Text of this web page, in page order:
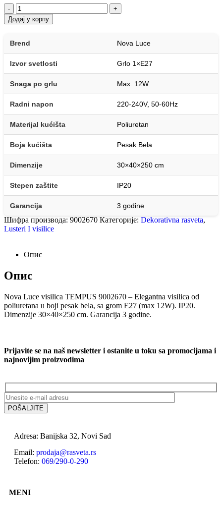
-
+
Додај у корпу
Brend Nova Luce
Izvor svetlosti Grlo 1×E27
Snaga po grlu Max. 12W
Radni napon 220-240V, 50-60Hz
Materijal kućišta Poliuretan
Boja kućišta Pesak Bela
Dimenzije 30×40×250 cm
Stepen zaštite IP20
Garancija 3 godine
Шифра производа: 9002670 Категорије: Dekorativna rasveta,
Lusteri I visilice
Опис
Опис
Nova Luce visilica TEMPUS 9002670 – Elegantna visilica od
poliuretana u boji pesak bela, sa grom E27 (max 12W). IP20.
Dimenzije 30×40×250 cm. Garancija 3 godine.
Prijavite se na naš newsletter i ostanite u toku sa promocijama i
najnovijim proizvodima
Adresa: Banijska 32, Novi Sad
Email: prodaja@rasveta.rs
Telefon: 069/290-0-290
MENI